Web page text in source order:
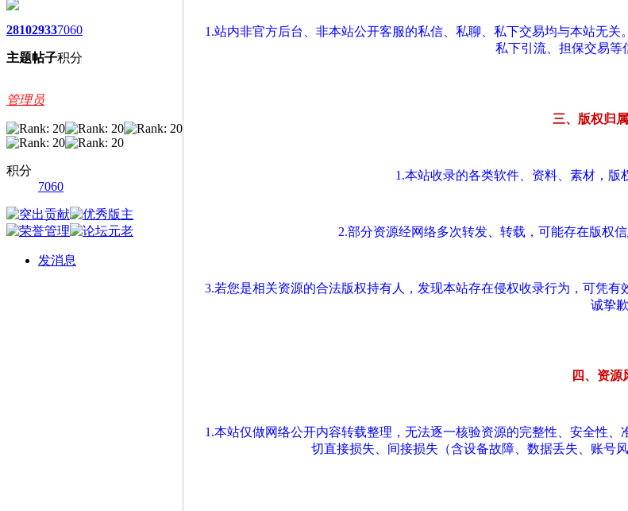
2810
主题
2933
帖子
7060
积分
管理员
积分
7060
发消息
1.站内非官方后台、非本站公开客服的私信、私聊、私下交易均与本站无
私下引流、担保交易等
三、版权归
1.本站收录的各类软件、资料、素材，版
2.部分资源经网络多次转发、转载，可能存在版权
3.若您是相关资源的合法版权持有人，发现本站存在侵权收录行为，可凭
诚挚歉
四、资源
1.本站仅做网络公开内容转载整理，无法逐一核验资源的完整性、安全性
切直接损失、间接损失（含设备故障、数据丢失、账号